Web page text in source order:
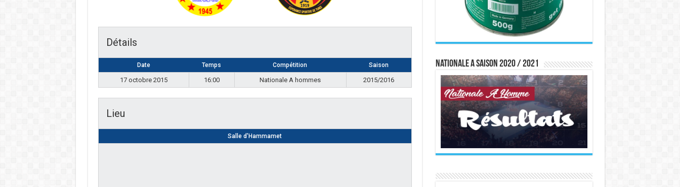
Détails
Date Temps Compétition Saison
17 octobre 2015 16:00 Nationale A hommes 2015/2016
Lieu
Salle d'Hammamet
Nationale A saison 2020 / 2021